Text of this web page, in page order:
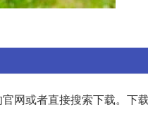
网或者直接搜索下载。下